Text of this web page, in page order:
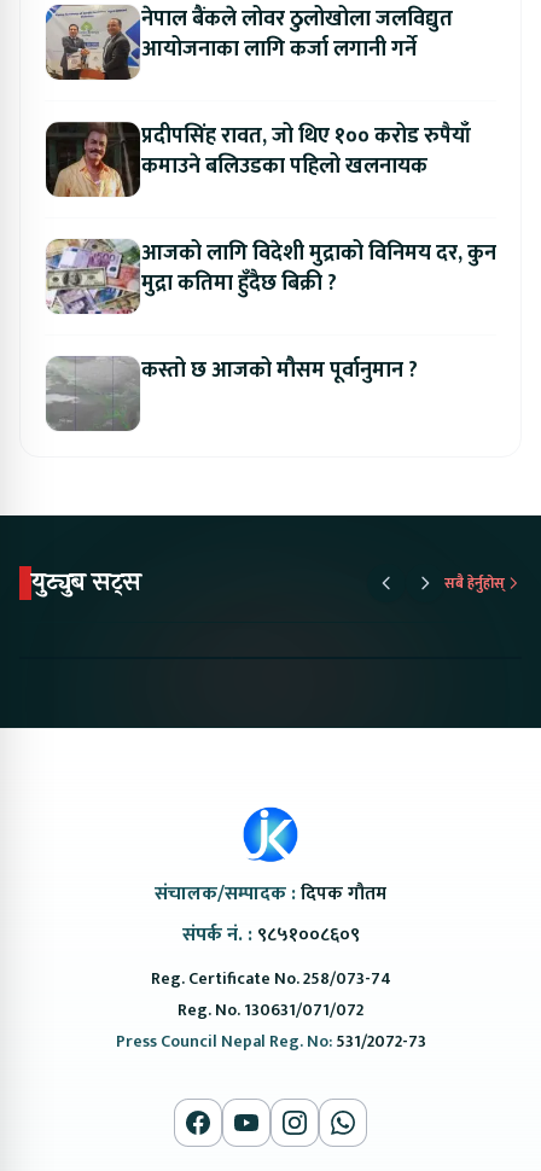
नेपाल बैंकले लोवर ठुलोखोला जलविद्युत
आयोजनाका लागि कर्जा लगानी गर्ने
प्रदीपसिंह रावत, जो थिए १०० करोड रुपैयाँ
कमाउने बलिउडका पहिलो खलनायक
आजको लागि विदेशी मुद्राको विनिमय दर, कुन
मुद्रा कतिमा हुँदैछ बिक्री ?
कस्तो छ आजको मौसम पूर्वानुमान ?
युट्युब सट्स सबै हेर्नुहोस्
संचालक/सम्पादक :दिपक गौतम
संपर्क नं. : ९८५१००८६०९
Reg. Certificate No. 258/073-74
Reg. No. 130631/071/072
Press Council Nepal Reg. No:531/2072-73